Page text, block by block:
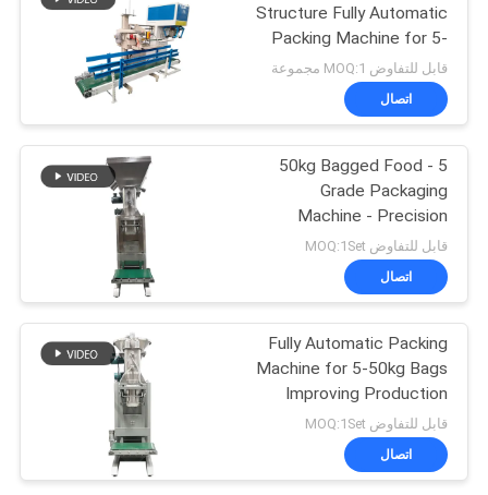
خريطة
الموقع
سياسة
الخصوصية
أنظمة ناقل فراغ
131
آلة خلاط الشريط
93
Structure Fully Automatic
Packing Machine for 5-
50kg Granular and
Powder Materials
قابل للتفاوض MOQ:1 مجموعة
اتصال
5 - 50kg Bagged Food
Grade Packaging
Machine - Precision
Measuring And
Packaging Equipment
For Powder Materials
قابل للتفاوض MOQ:1Set
اتصال
Fully Automatic Packing
Machine for 5-50kg Bags
Improving Production
Efficiency and Reducing
Material Loss
قابل للتفاوض MOQ:1Set
اتصال